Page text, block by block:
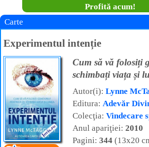
Profită acum!
Carte
Experimentul intenție
Cum să vă folosiți
schimbați viața și
Autor(i): Lynne
Editura: Adevăr
Colecţia: Vindecare
Anul apariţiei: 2010
Pagini: 344 (13x20